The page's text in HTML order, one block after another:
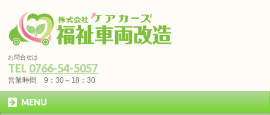
お問合せは
TEL 0766-54-5057
営業時間 9：30～18：30
MENU